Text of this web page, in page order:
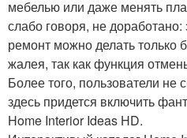
мебелью или даже менять
слабо говоря, не доработано:
ремонт можно делать только
жалея, так как функция
Более того, пользователи не
здесь придется включить
Home Interior Ideas HD.